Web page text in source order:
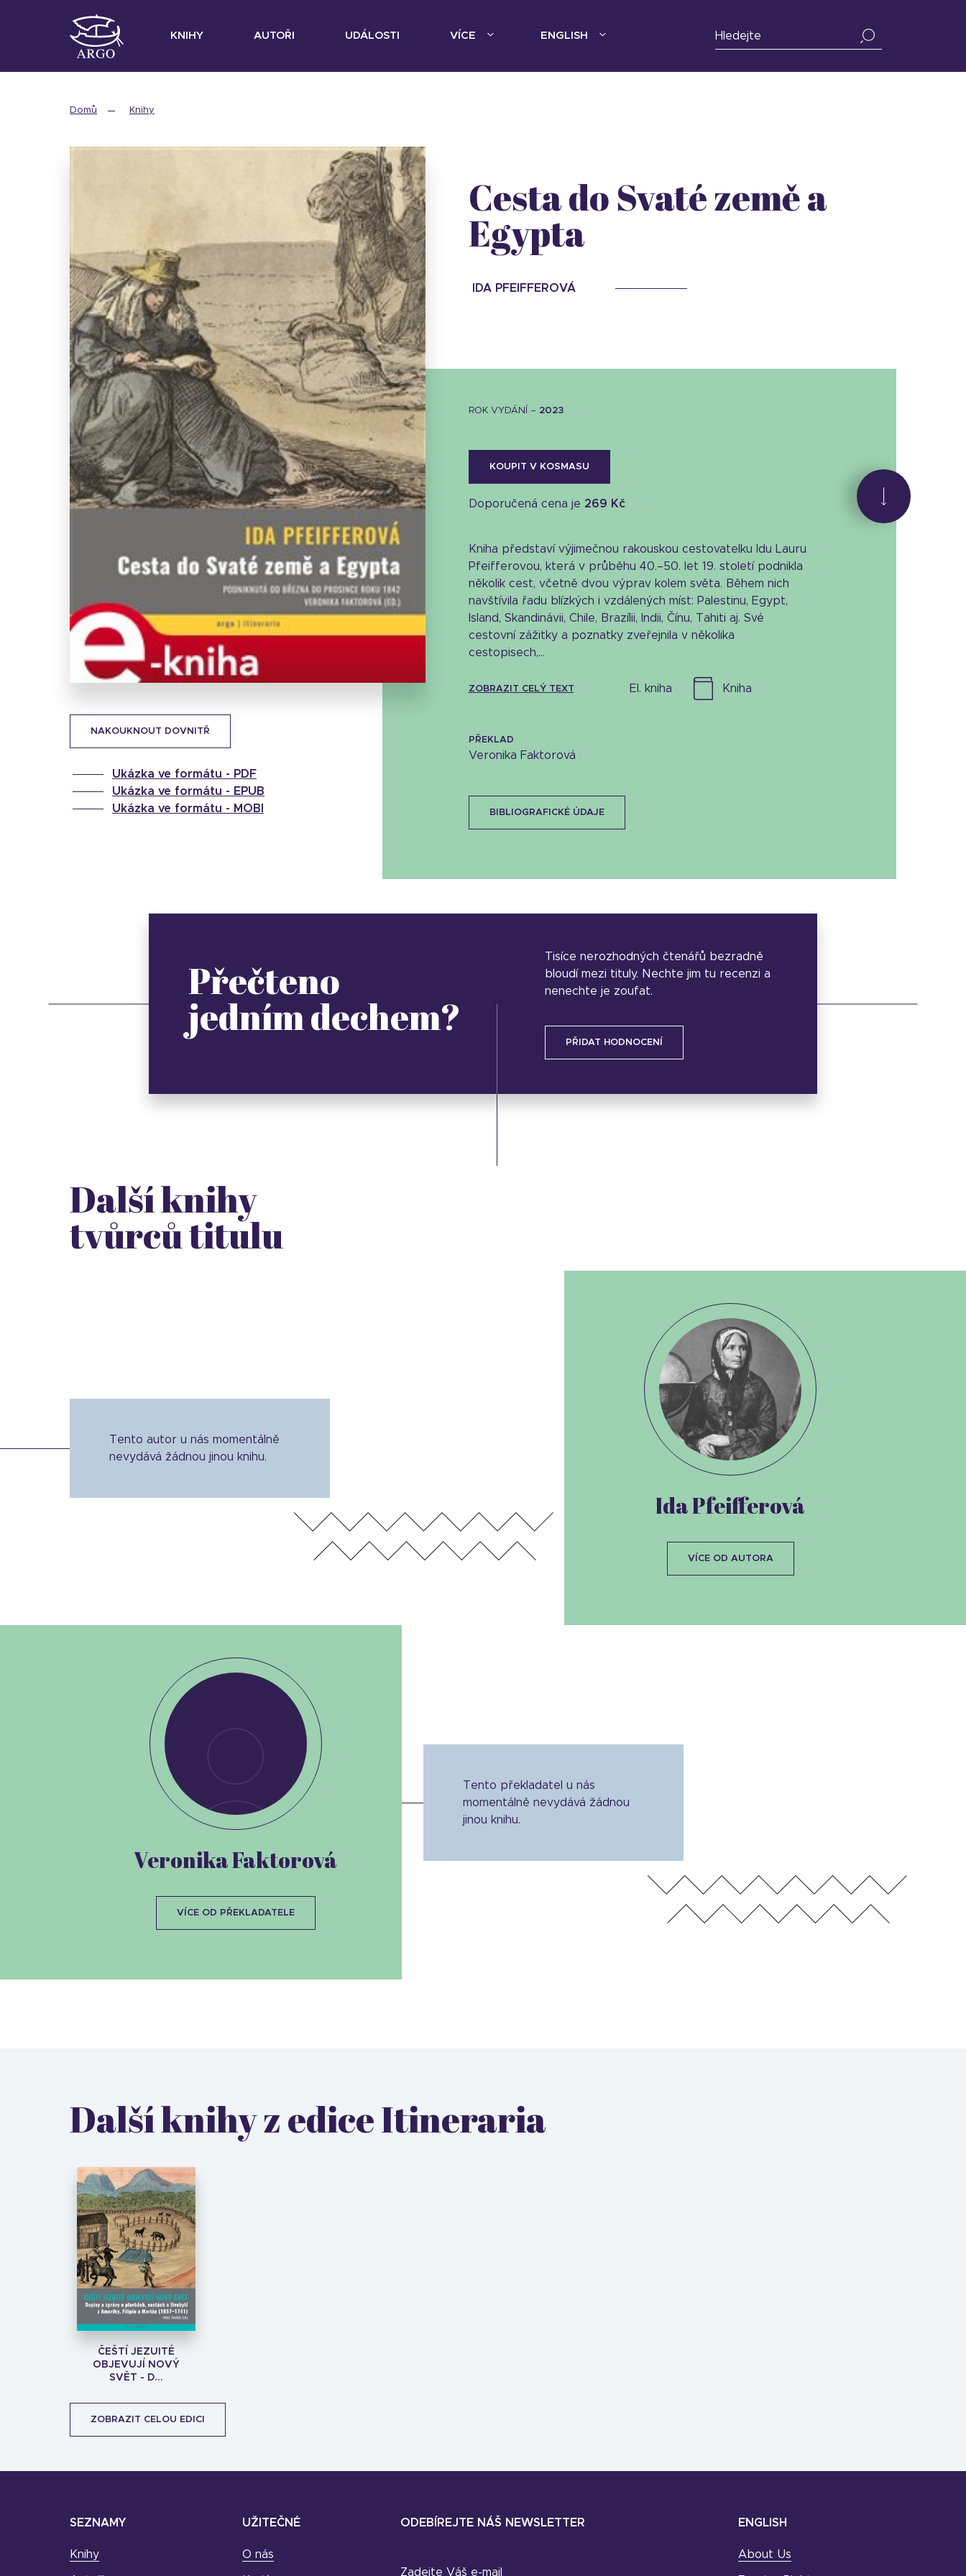
KNIHY AUTOŘI UDÁLOSTI VÍCE ENGLISH
Domů Knihy
Stáhnout obálku
25.94 KB
NAKOUKNOUT DOVNITŘ
Ukázka ve formátu - PDF
Ukázka ve formátu - EPUB
Ukázka ve formátu - MOBI
Cesta do Svaté země a
Egypta
IDA PFEIFFEROVÁ
ROK VYDÁNÍ – 2023
KOUPIT V KOSMASU
Doporučená cena je 269 Kč
Kniha představí výjimečnou rakouskou cestovatelku Idu Lauru
Pfeifferovou, která v průběhu 40.–50. let 19. století podnikla
několik cest, včetně dvou výprav kolem světa. Během nich
navštívila řadu blízkých i vzdálených míst: Palestinu, Egypt,
Island, Skandinávii, Chile, Brazílii, Indii, Čínu, Tahiti aj. Své
cestovní zážitky a poznatky zveřejnila v několika
cestopisech,...
ZOBRAZIT CELÝ TEXT el. kniha kniha
PŘEKLAD
Veronika Faktorová
BIBLIOGRAFICKÉ ÚDAJE
Přečteno
jedním dechem?
Tisíce nerozhodných čtenářů bezradně
bloudí mezi tituly. Nechte jim tu recenzi a
nenechte je zoufat.
PŘIDAT HODNOCENÍ
Další knihy
tvůrců titulu
Tento autor u nás momentálně
nevydává žádnou jinou knihu.
Ida Pfeifferová
VÍCE OD AUTORA
Tento překladatel u nás
momentálně nevydává žádnou
jinou knihu.
Veronika Faktorová
VÍCE OD PŘEKLADATELE
Další knihy z edice Itineraria
ČEŠTÍ JEZUITÉ
OBJEVUJÍ NOVÝ
SVĚT - D...
ZOBRAZIT CELOU EDICI
SEZNAMY
Knihy
UŽITEČNÉ
O nás
ODEBÍREJTE NÁŠ NEWSLETTER
Zadejte Váš e-mail
ENGLISH
About Us